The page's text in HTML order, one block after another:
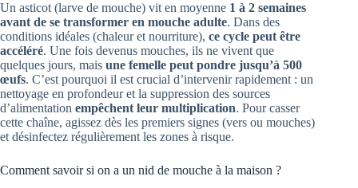
Un asticot (larve de mouche) vit en moyenne 1 à 2 semaines
avant de se transformer en mouche adulte. Dans des
conditions idéales (chaleur et nourriture), ce cycle peut être
accéléré. Une fois devenus mouches, ils ne vivent que
quelques jours, mais une femelle peut pondre jusqu’à 500
œufs. C’est pourquoi il est crucial d’intervenir rapidement : un
nettoyage en profondeur et la suppression des sources
d’alimentation empêchent leur multiplication. Pour casser
cette chaîne, agissez dès les premiers signes (vers ou mouches)
et désinfectez régulièrement les zones à risque.
Comment savoir si on a un nid de mouche à la maison ?